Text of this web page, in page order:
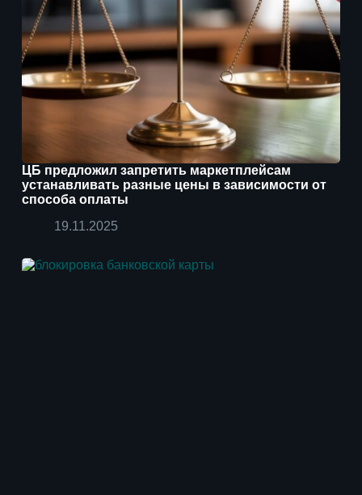
ЦБ предложил запретить маркетплейсам
устанавливать разные цены в зависимости от
способа оплаты
19.11.2025